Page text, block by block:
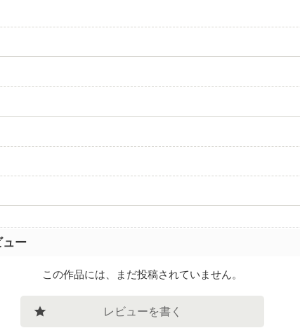
ュー
この作品には、まだ投稿されていません。
レビューを書く